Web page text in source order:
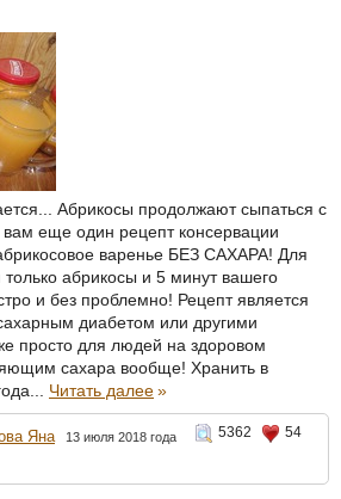
Абрикосы продолжают сыпаться с
еще один рецепт консервации
варенье БЕЗ САХАРА! Для
абрикосы и 5 минут вашего
и без проблемно! Рецепт является
диабетом или другими
просто для людей на здоровом
сахара вообще! Хранить в
Читать далее»
Яна 13 июля 2018 года 5362
54